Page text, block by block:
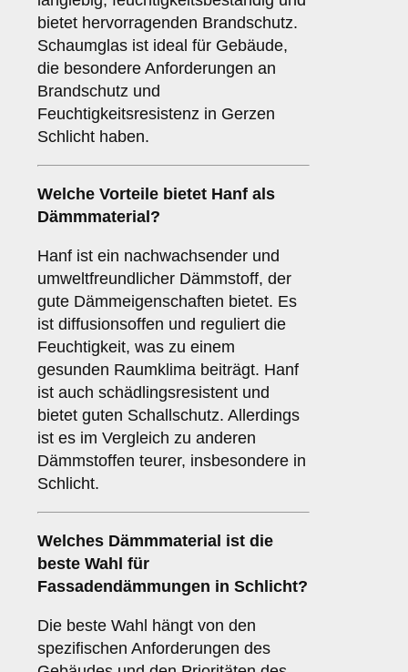
bietet hervorragenden Brandschutz.
Schaumglas ist ideal für Gebäude,
die besondere Anforderungen an
Brandschutz und
Feuchtigkeitsresistenz in Gerzen
Schlicht haben.
Welche Vorteile bietet Hanf als
Dämmmaterial?
Hanf ist ein nachwachsender und
umweltfreundlicher Dämmstoff, der
gute Dämmeigenschaften bietet. Es
ist diffusionsoffen und reguliert die
Feuchtigkeit, was zu einem
gesunden Raumklima beiträgt. Hanf
ist auch schädlingsresistent und
bietet guten Schallschutz. Allerdings
ist es im Vergleich zu anderen
Dämmstoffen teurer, insbesondere in
Schlicht.
Welches Dämmmaterial ist die
beste Wahl für
Fassadendämmungen in Schlicht?
Die beste Wahl hängt von den
spezifischen Anforderungen des